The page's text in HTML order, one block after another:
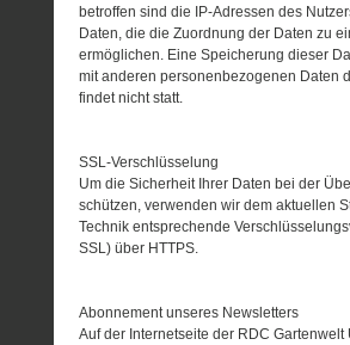
betroffen sind die IP-Adressen des
Daten, die die Zuordnung der Daten zu
ermöglichen. Eine Speicherung dieser
mit anderen personenbezogenen Daten
findet nicht statt.
SSL-Verschlüsselung
Um die Sicherheit Ihrer Daten bei der
schützen, verwenden wir dem aktuellen
Technik entsprechende
SSL) über HTTPS.
Abonnement unseres Newsletters
Auf der Internetseite der RDC Gartenwelt